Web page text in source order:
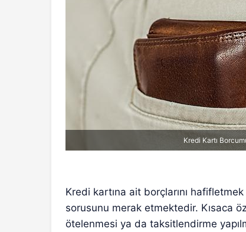
Kredi Kartı
Kredi kartına ait borçlarını
sorusunu merak etmektedir. Kısaca
ötelenmesi ya da taksitlendirme